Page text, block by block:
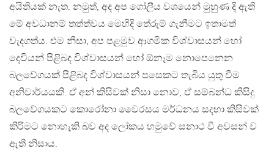
අයිතියක් නැත. නමුත්, අද අප ගෝලීය වශයෙන් මුහුණ දි ඇති
මේ අවධානම් තත්ත්වය මෙහිදි තේරුම් ගැනීමට ඉතාමත්
වැදගත්ය. එම නිසා, අප පළමුව ආගමික විශ්වාසයන් හෝ
දෙවියන් පිළිබද විශ්වාසයන් හෝ ඕනෑම නොපෙනෙන
බලවේගයක් පිළිබද විශ්වාසයන් පසෙකට තැබිය යුතු වීම
අනිවාර්යයකි. ඒ අන් කිසිවක් නිසා නොව, ඒ සම්බන්ධ කිසිදු
බලවේගයකට කොරෝනා වෛරසය මර්ධනය සදහා කිසිවක්
කිරිමට නොහැකි බව අද ලෝකය හමුවේ සනාථ වී අවසන් ව
ඇති නිසාය.